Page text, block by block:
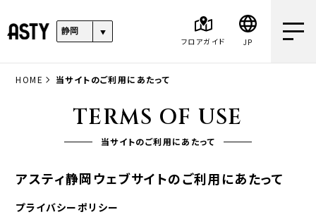
フロアガイド JP
HOME 当サイトのご利用にあたって
TERMS OF USE
当サイトのご利用にあたって
アスティ静岡ウェブサイトのご利用にあたって
プライバシーポリシー